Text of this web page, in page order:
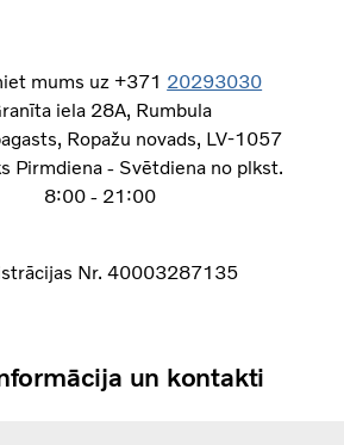
mums uz +371 20293030
iela 28A, Rumbula
Ropažu novads, LV-1057
Pirmdiena - Svētdiena no plkst.
8:00 - 21:00
Nr. 40003287135
un kontakti